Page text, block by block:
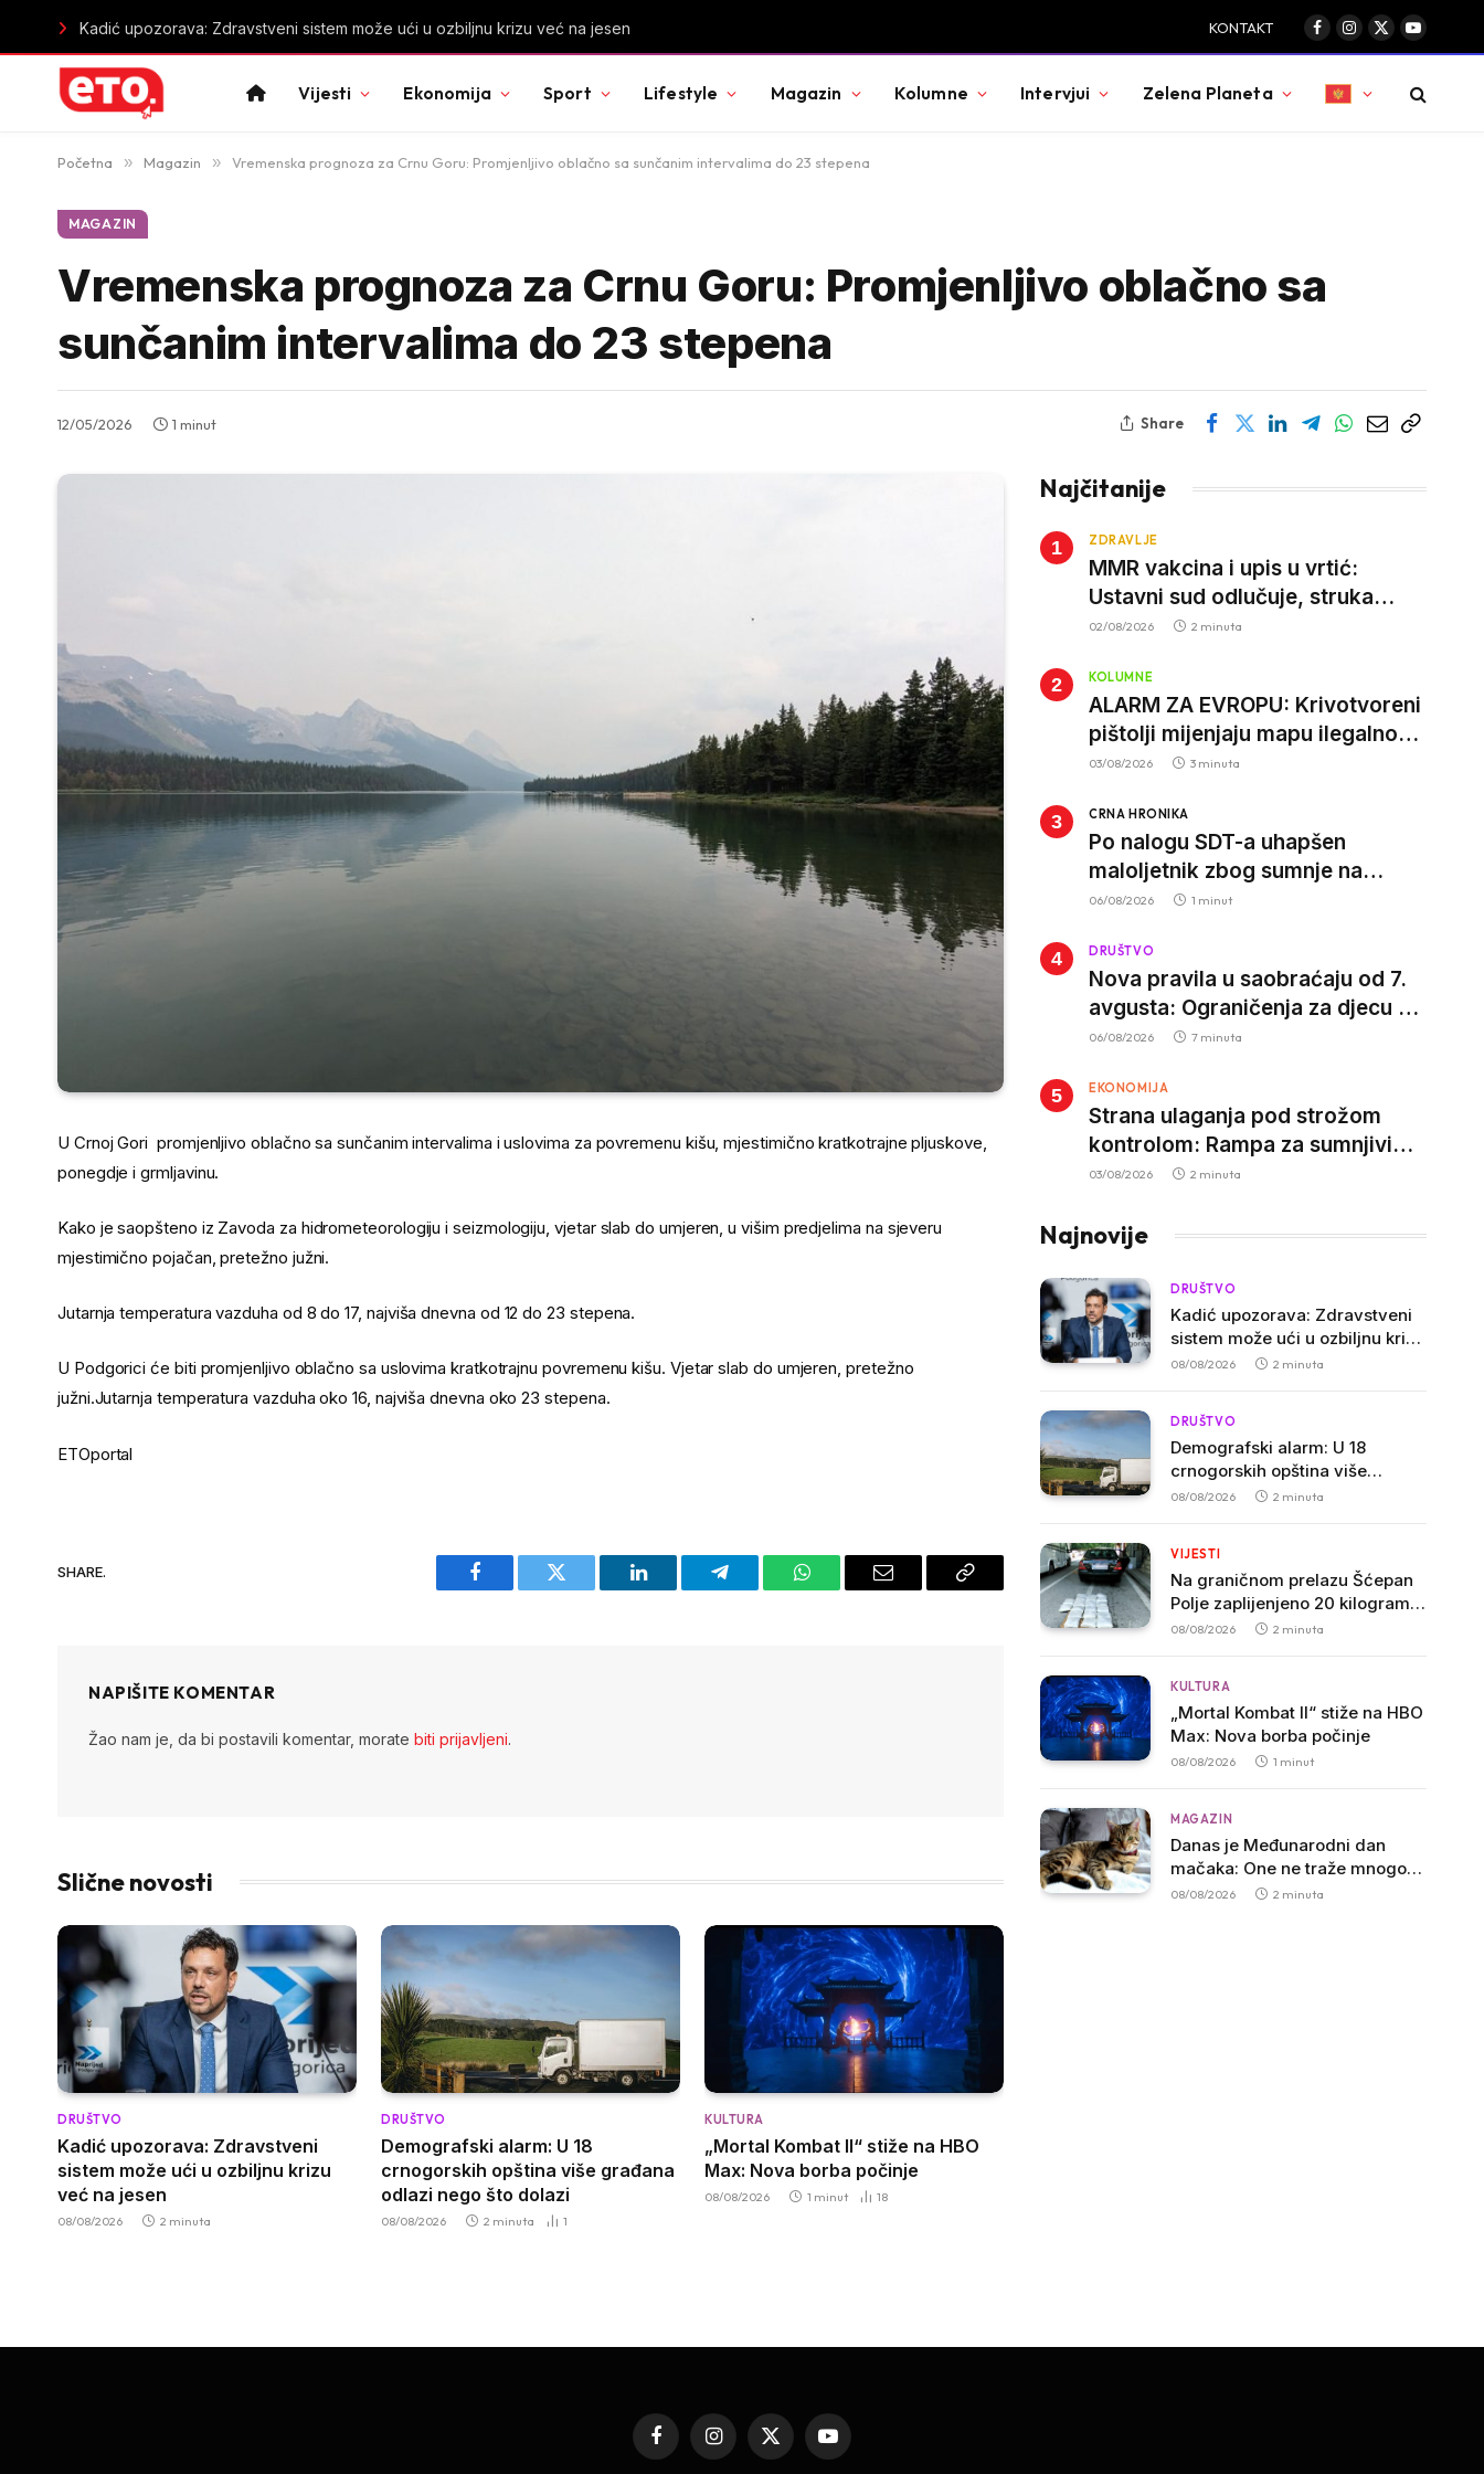
Demografski alarm: U 18 crnogorskih opština više građana odlazi nego što dolazi KONTAKT
Facebook
Instagram
X
(Twitter)
YouTube
Vijesti Ekonomija Sport Lifestyle Magazin Kolumne Intervjui Zelena Planeta
Početna » Magazin » Vremenska prognoza za Crnu Goru: Promjenljivo oblačno sa sunčanim intervalima do 23 stepena
MAGAZIN
Vremenska prognoza za Crnu Goru: Promjenljivo oblačno sa
sunčanim intervalima do 23 stepena
12/05/2026 1 minut Share
U Crnoj Gori promjenljivo oblačno sa sunčanim intervalima i uslovima za povremenu kišu, mjestimično kratkotrajne pljuskove,
ponegdje i grmljavinu.
Kako je saopšteno iz Zavoda za hidrometeorologiju i seizmologiju, vjetar slab do umjeren, u višim predjelima na sjeveru
mjestimično pojačan, pretežno južni.
Jutarnja temperatura vazduha od 8 do 17, najviša dnevna od 12 do 23 stepena.
U Podgorici će biti promjenljivo oblačno sa uslovima kratkotrajnu povremenu kišu. Vjetar slab do umjeren, pretežno
južni.Jutarnja temperatura vazduha oko 16, najviša dnevna oko 23 stepena.
ETOportal
SHARE.
Facebook Twitter LinkedIn Telegram WhatsAppEmail
Copy
NAPIŠITE KOMENTAR
Žao nam je, da bi postavili komentar, morate biti prijavljeni.
Slične novosti
DRUŠTVO
Kadić upozorava: Zdravstveni
sistem može ući u ozbiljnu krizu
već na jesen
08/08/2026 2 minuta
DRUŠTVO
Demografski alarm: U 18
crnogorskih opština više građana
odlazi nego što dolazi
08/08/2026 2 minuta 1
KULTURA
„Mortal Kombat II“ stiže na HBO
Max: Nova borba počinje
08/08/2026 1 minut 18
Najčitanije
ZDRAVLJE
MMR vakcina i upis u vrtić:
Ustavni sud odlučuje, struka
poziva roditelje da vjeruju nauci
02/08/2026 2 minuta
KOLUMNE
ALARM ZA EVROPU: Krivotvoreni
pištolji mijenjaju mapu ilegalnog
tržišta, istrage ukazuju na
03/08/2026 3 minuta
CRNA HRONIKA
Po nalogu SDT-a uhapšen
maloljetnik zbog sumnje na
vrbovanje i obučavanje za
06/08/2026 1 minut
DRUŠTVO
Nova pravila u saobraćaju od 7.
avgusta: Ograničenja za djecu na
trotinetima i mlade vozače, veće
djece
06/08/2026 7 minuta
EKONOMIJA
Strana ulaganja pod strožom
kontrolom: Rampa za sumnjivi
kapital
03/08/2026 2 minuta
Najnovije
DRUŠTVO
Kadić upozorava: Zdravstveni
sistem može ući u ozbiljnu krizu
već na jesen
08/08/2026 2 minuta
DRUŠTVO
Demografski alarm: U 18
crnogorskih opština više
građana odlazi nego što dolazi
08/08/2026 2 minuta
VIJESTI
Na graničnom prelazu Šćepan
Polje zaplijenjeno 20 kilograma
marihuane, uhapšen muškarac
08/08/2026 2 minuta
KULTURA
„Mortal Kombat II“ stiže na HBO
Max: Nova borba počinje
08/08/2026 1 minut
MAGAZIN
Danas je Međunarodni dan
mačaka: One ne traže mnogo,
samo dom, hranu i malo ljubavi
08/08/2026 2 minuta
FacebookInstagram
X
YouTube